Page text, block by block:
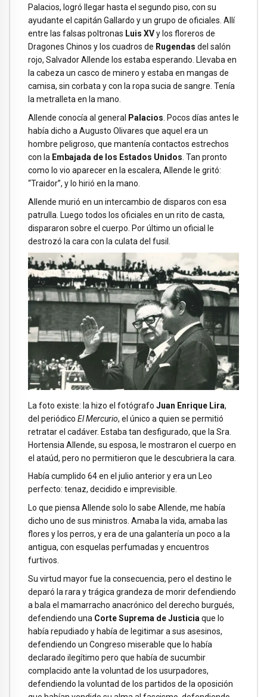
Palacios, logró llegar hasta el segundo piso, con su
ayudante el capitán Gallardo y un grupo de oficiales. Allí
entre las falsas poltronas Luis XVy los floreros de
Dragones Chinos y los cuadros de Rugendas del salón
rojo, Salvador Allende los estaba esperando. Llevaba en
la cabeza un casco de minero y estaba en mangas de
camisa, sin corbata y con la ropa sucia de sangre. Tenía
la metralleta en la mano.
Allende conocía al general
Palacios . Pocos días antes le
había dicho a Augusto Olivares que aquel era un
hombre peligroso, que mantenía contactos estrechos
con la Embajada de los Estados Unidos . Tan pronto
como lo vio aparecer en la escalera, Allende le gritó:
“Traidor”, y lo hirió en la mano.
Allende murió en un intercambio de disparos con esa
patrulla. Luego todos los oficiales en un rito de casta,
dispararon sobre el cuerpo. Por último un oficial le
destrozó la cara con la culata del fusil.
La foto existe: la hizo el fotógrafo Juan Enrique Lira,
del periódico El Mercurio, el único a quien se permitió
retratar el cadáver. Estaba tan desfigurado, que la Sra.
Hortensia Allende, su esposa, le mostraron el cuerpo en
el ataúd, pero no permitieron que le descubriera la cara.
Había cumplido 64 en el julio anterior y era un Leo
perfecto: tenaz, decidido e imprevisible.
Lo que piensa Allende solo lo sabe Allende, me había
dicho uno de sus ministros. Amaba la vida, amaba las
flores y los perros, y era de una galantería un poco a la
antigua, con esquelas perfumadas y encuentros
furtivos.
Su virtud mayor fue la consecuencia, pero el destino le
deparó la rara y trágica grandeza de morir defendiendo
a bala el mamarracho anacrónico del derecho burgués,
defendiendo una Corte Suprema de Justicia que lo
había repudiado y había de legitimar a sus asesinos,
defendiendo un Congreso miserable que lo había
declarado ilegítimo pero que había de sucumbir
complacido ante la voluntad de los usurpadores,
defendiendo la voluntad de los partidos de la oposición